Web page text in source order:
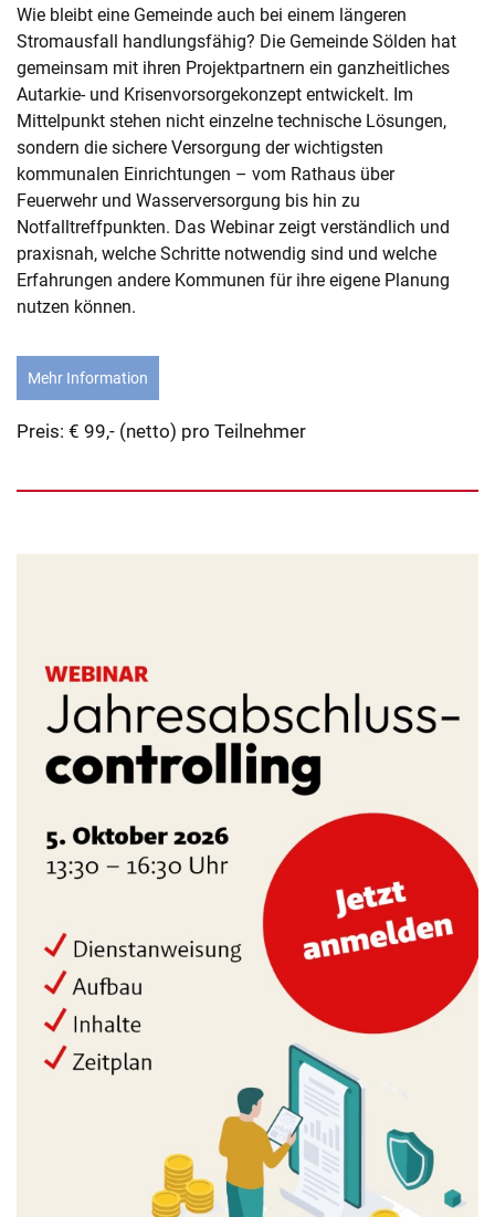
Wie bleibt eine Gemeinde auch bei einem längeren
Stromausfall handlungsfähig? Die Gemeinde Sölden hat
gemeinsam mit ihren Projektpartnern ein ganzheitliches
Autarkie- und Krisenvorsorgekonzept entwickelt. Im
Mittelpunkt stehen nicht einzelne technische Lösungen,
sondern die sichere Versorgung der wichtigsten
kommunalen Einrichtungen – vom Rathaus über
Feuerwehr und Wasserversorgung bis hin zu
Notfalltreffpunkten. Das Webinar zeigt verständlich und
praxisnah, welche Schritte notwendig sind und welche
Erfahrungen andere Kommunen für ihre eigene Planung
nutzen können.
Mehr Information
Preis: € 99,- (netto) pro Teilnehmer